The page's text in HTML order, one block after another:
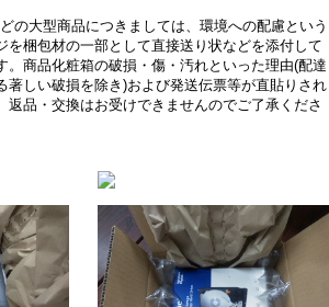
の大型商品につきましては、環境への配慮という
を梱包材の一部として直接送り状などを添付して
。商品化粧箱の破損・傷・汚れといった理由(配達
著しい破損を除き)および発送伝票等が直貼りされ
返品・交換はお受けできませんのでご了承くださ